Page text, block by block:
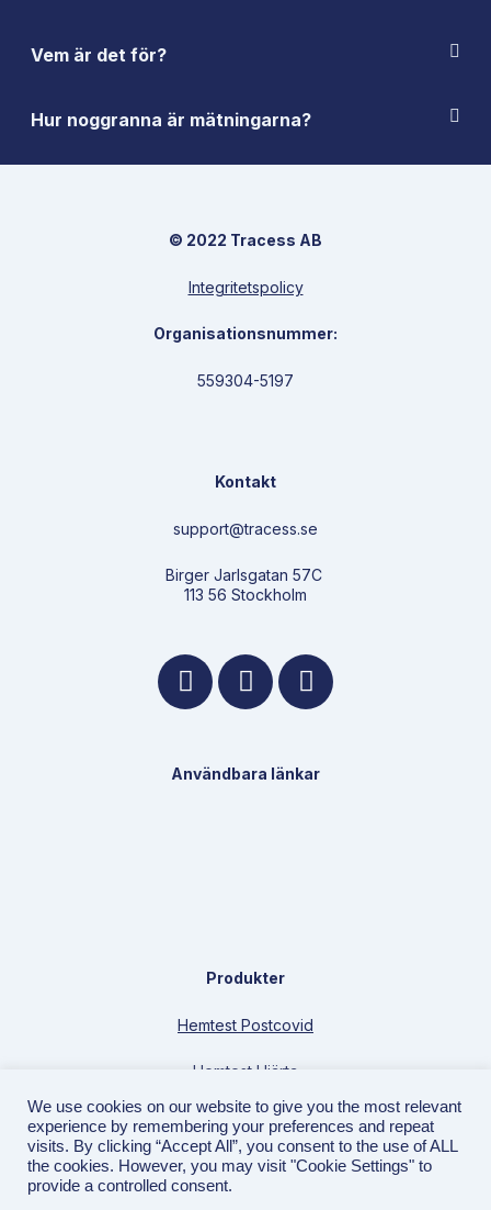
Vem är det för?
Hur noggranna är mätningarna?
© 2022 Tracess AB
Integritetspolicy
Organisationsnummer:
559304-5197
Kontakt
support@tracess.se
Birger Jarlsgatan 57C
113 56 Stockholm
Användbara länkar
Produkter
Hemtest Postcovid
Hemtest Hjärta
Hemtest Hjärta Extra
Tracess Collect
We use cookies on our website to give you the most relevant
experience by remembering your preferences and repeat
visits. By clicking “Accept All”, you consent to the use of ALL
the cookies. However, you may visit "Cookie Settings" to
provide a controlled consent.